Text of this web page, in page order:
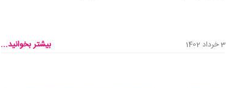
3 خرداد 1402 بیشتر بخوانید...